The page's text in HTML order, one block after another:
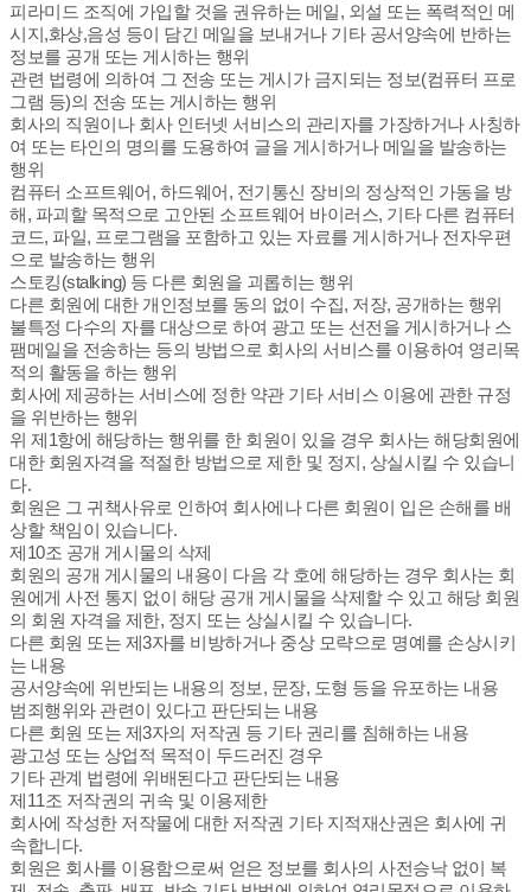
피라미드 조직에 가입할 것을 권유하는 메일, 외설 또는 폭력적인 메
시지,화상,음성 등이 담긴 메일을 보내거나 기타 공서양속에 반하는
정보를 공개 또는 게시하는 행위
관련 법령에 의하여 그 전송 또는 게시가 금지되는 정보(컴퓨터 프로
그램 등)의 전송 또는 게시하는 행위
회사의 직원이나 회사 인터넷 서비스의 관리자를 가장하거나 사칭하
여 또는 타인의 명의를 도용하여 글을 게시하거나 메일을 발송하는
행위
컴퓨터 소프트웨어, 하드웨어, 전기통신 장비의 정상적인 가동을 방
해, 파괴할 목적으로 고안된 소프트웨어 바이러스, 기타 다른 컴퓨터
코드, 파일, 프로그램을 포함하고 있는 자료를 게시하거나 전자우편
으로 발송하는 행위
스토킹(stalking) 등 다른 회원을 괴롭히는 행위
다른 회원에 대한 개인정보를 동의 없이 수집, 저장, 공개하는 행위
불특정 다수의 자를 대상으로 하여 광고 또는 선전을 게시하거나 스
팸메일을 전송하는 등의 방법으로 회사의 서비스를 이용하여 영리목
적의 활동을 하는 행위
회사에 제공하는 서비스에 정한 약관 기타 서비스 이용에 관한 규정
을 위반하는 행위
위 제1항에 해당하는 행위를 한 회원이 있을 경우 회사는 해당회원에
대한 회원자격을 적절한 방법으로 제한 및 정지, 상실시킬 수 있습니
다.
회원은 그 귀책사유로 인하여 회사에나 다른 회원이 입은 손해를 배
상할 책임이 있습니다.
제10조 공개 게시물의 삭제
회원의 공개 게시물의 내용이 다음 각 호에 해당하는 경우 회사는 회
원에게 사전 통지 없이 해당 공개 게시물을 삭제할 수 있고 해당 회원
의 회원 자격을 제한, 정지 또는 상실시킬 수 있습니다.
다른 회원 또는 제3자를 비방하거나 중상 모략으로 명예를 손상시키
는 내용
공서양속에 위반되는 내용의 정보, 문장, 도형 등을 유포하는 내용
범죄행위와 관련이 있다고 판단되는 내용
다른 회원 또는 제3자의 저작권 등 기타 권리를 침해하는 내용
광고성 또는 상업적 목적이 두드러진 경우
기타 관계 법령에 위배된다고 판단되는 내용
제11조 저작권의 귀속 및 이용제한
회사에 작성한 저작물에 대한 저작권 기타 지적재산권은 회사에 귀
속합니다.
회원은 회사를 이용함으로써 얻은 정보를 회사의 사전승낙 없이 복